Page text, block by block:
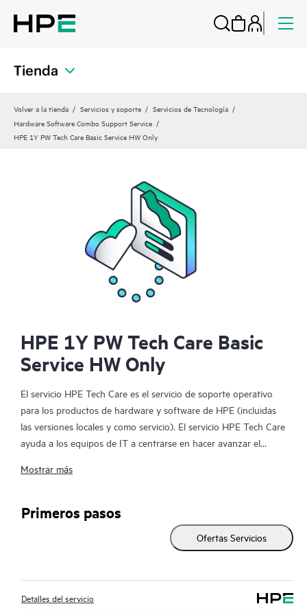
Tienda
Volver a la tienda Servicios y soporte
Servicios de Tecnología
Hardware Software Combo Support Service
HPE 1Y PW Tech Care Basic Service HW Only
HPE 1Y PW Tech Care Basic
Service HW Only
El servicio HPE Tech Care es el servicio de soporte operativo
para los productos de hardware y software de HPE (incluidas
las versiones locales y como servicio). El servicio HPE Tech Care
ayuda a los equipos de IT a centrarse en hacer avanzar el
las cosas, en lugar de tener que dedicarse tan solo a reaccionar
El servicio HPE Tech Care habilita el acceso directo a
especialistas en productos concretos y proporciona
de actuar de manera más eficiente. Los clientes del servicio HPE
Tech Care pueden acceder al soporte a través de diversos
Mostrar más
Primeros pasos
Ofertas Servicios
Detalles del servicio